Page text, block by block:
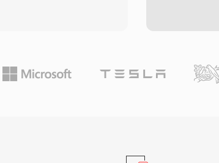
avantajı
dakikalık AMR sesi
dar bant genişliği (300-